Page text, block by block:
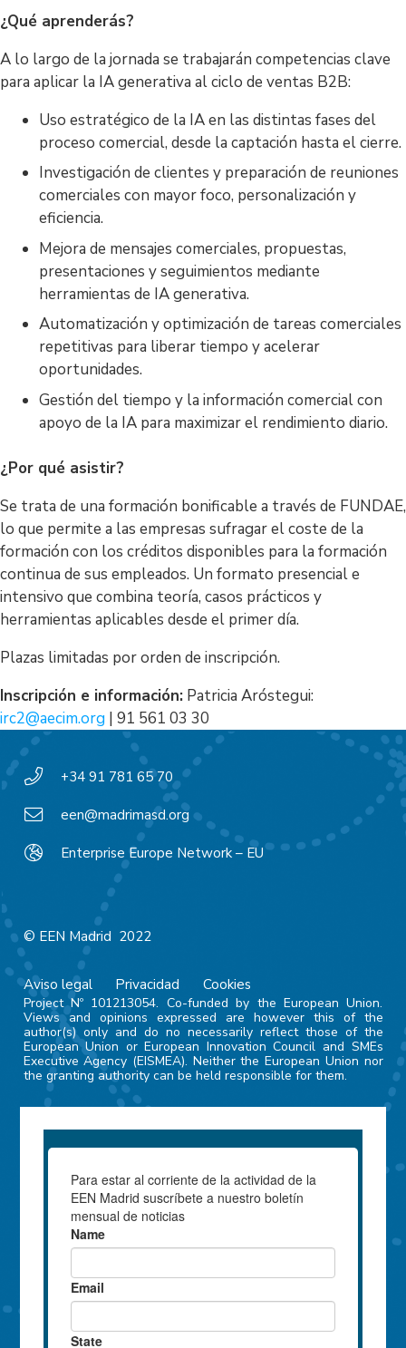
¿Qué aprenderás?
A lo largo de la jornada se trabajarán competencias clave
para aplicar la IA generativa al ciclo de ventas B2B:
Uso estratégico de la IA en las distintas fases del
proceso comercial, desde la captación hasta el cierre.
Investigación de clientes y preparación de reuniones
comerciales con mayor foco, personalización y
eficiencia.
Mejora de mensajes comerciales, propuestas,
presentaciones y seguimientos mediante
herramientas de IA generativa.
Automatización y optimización de tareas comerciales
repetitivas para liberar tiempo y acelerar
oportunidades.
Gestión del tiempo y la información comercial con
apoyo de la IA para maximizar el rendimiento diario.
¿Por qué asistir?
Se trata de una formación bonificable a través de FUNDAE,
lo que permite a las empresas sufragar el coste de la
formación con los créditos disponibles para la formación
continua de sus empleados. Un formato presencial e
intensivo que combina teoría, casos prácticos y
herramientas aplicables desde el primer día.
Plazas limitadas por orden de inscripción.
Inscripción e información: Patricia Aróstegui:
irc2@aecim.org | 91 561 03 30
+34 91 781 65 70
een@madrimasd.org
Enterprise Europe Network – EU
© EEN Madrid 2022
Aviso legal Privacidad Cookies
Project Nº 101213054. Co-funded by the European Union.
Views and opinions expressed are however this of the
author(s) only and do no necessarily reflect those of the
European Union or European Innovation Council and SMEs
Executive Agency (EISMEA). Neither the European Union nor
the granting authority can be held responsible for them.